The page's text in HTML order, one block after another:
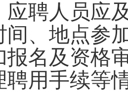
应聘人员应
间、地点参
报名及资格
聘用手续等